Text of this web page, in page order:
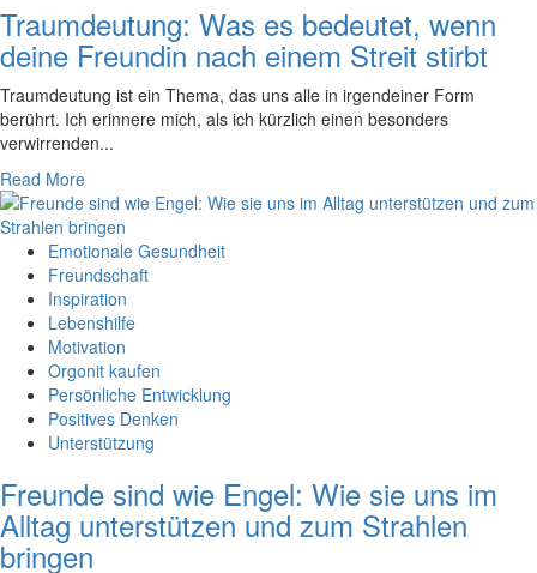
Traumdeutung: Was es bedeutet, wenn
deine Freundin nach einem Streit stirbt
Traumdeutung ist ein‍ Thema, das uns‌ alle ‌in irgendeiner Form
berührt. Ich erinnere mich, als ich kürzlich einen besonders
verwirrenden...
Read More
Emotionale Gesundheit
Freundschaft
Inspiration
Lebenshilfe
Motivation
Orgonit kaufen
Persönliche Entwicklung
Positives Denken
Unterstützung
Freunde sind wie Engel: Wie sie uns im
Alltag unterstützen und zum Strahlen
bringen